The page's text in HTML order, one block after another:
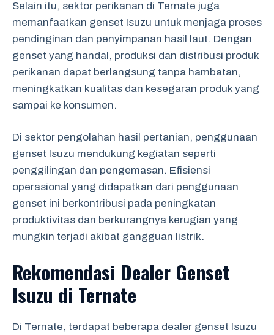
Selain itu, sektor perikanan di Ternate juga
memanfaatkan genset Isuzu untuk menjaga proses
pendinginan dan penyimpanan hasil laut. Dengan
genset yang handal, produksi dan distribusi produk
perikanan dapat berlangsung tanpa hambatan,
meningkatkan kualitas dan kesegaran produk yang
sampai ke konsumen.
Di sektor pengolahan hasil pertanian, penggunaan
genset Isuzu mendukung kegiatan seperti
penggilingan dan pengemasan. Efisiensi
operasional yang didapatkan dari penggunaan
genset ini berkontribusi pada peningkatan
produktivitas dan berkurangnya kerugian yang
mungkin terjadi akibat gangguan listrik.
Rekomendasi Dealer Genset
Isuzu di Ternate
Di Ternate, terdapat beberapa dealer genset Isuzu